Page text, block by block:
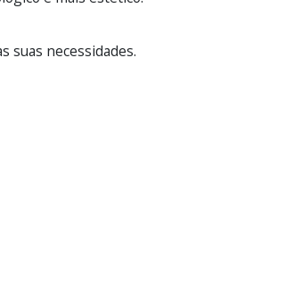
suas necessidades.